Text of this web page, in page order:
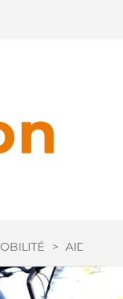
> AIDE